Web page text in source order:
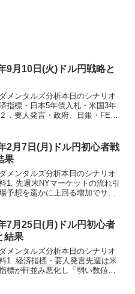
9月10日(火)ドル円戦略と
メンタルズ分析本日のシナリオ
指標・日本5年債入札・米国3年
．要人発言・政府、日銀・FED
開催前週の土曜日から公表翌日
日間...
2月7日(月)ドル円初心者戦
果
メンタルズ分析本日のシナリオ
1. 先週末NYマーケットの流れ引
予想を遥かに上回る増加でサプ
中での強い数値だったことも反
て、「米国...
7月25日(月)ドル円初心者
結果
メンタルズ分析本日のシナリオ
1. 経済指標・要人発言先週は米
標が軒並み悪化し「弱い数値→